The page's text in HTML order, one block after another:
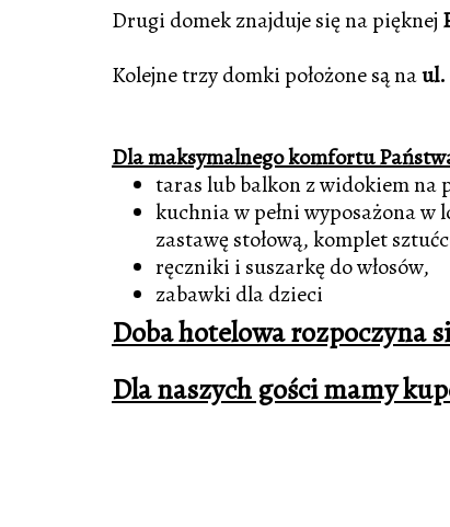
Drugi domek znajduje się na pięknej
​Kolejne trzy domki położone są naul.
Dla maksymalnego komfortu
taras lub balkon z widokiem na
kuchnia w pełni wyposażona
zastawę stołową, komplet
ręczniki i suszarkę do włosów,
zabawki dla dzieci
Doba hotelowa rozpoczyna
Dla naszych gości mamy